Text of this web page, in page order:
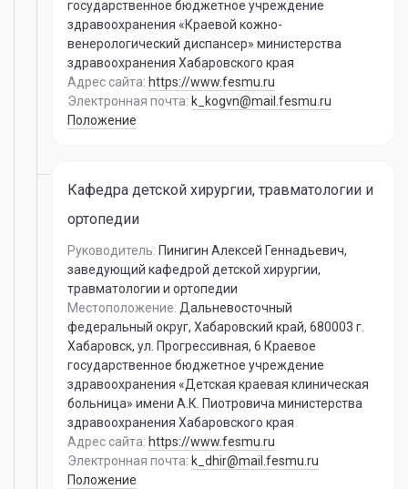
государственное бюджетное учреждение
здравоохранения «Краевой кожно-
венерологический диспансер» министерства
здравоохранения Хабаровского края
Адрес сайта: https://www.fesmu.ru
Электронная почта: k_kogvn@mail.fesmu.ru
Положение
Кафедра детской хирургии, травматологии и
ортопедии
Руководитель: Пинигин Алексей Геннадьевич,
заведующий кафедрой детской хирургии,
травматологии и ортопедии
Местоположение: Дальневосточный
федеральный округ, Хабаровский край, 680003 г.
Хабаровск, ул. Прогрессивная, 6 Краевое
государственное бюджетное учреждение
здравоохранения «Детская краевая клиническая
больница» имени А.К. Пиотровича министерства
здравоохранения Хабаровского края
Адрес сайта: https://www.fesmu.ru
Электронная почта: k_dhir@mail.fesmu.ru
Положение